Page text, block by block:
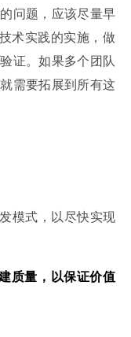
问题，应该尽量早
术实践的实施，做
证。如果多个团队
需要拓展到所有这
质量，以保证价值